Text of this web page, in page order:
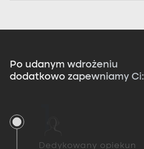
Po udanym wdrożeniu
dodatkowo zapewniamy Ci:
Dedykowany opiekun